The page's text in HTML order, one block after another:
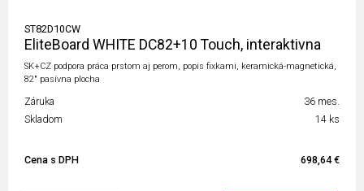
ST82D10CW
EliteBoard WHITE DC82+10 Touch, interaktivna
SK+CZ podpora práca prstom aj perom, popis fixkami, keramická-magnetická,
82" pasívna plocha
Záruka
36 mes.
Skladom
14 ks
Cena s DPH 698,64 €